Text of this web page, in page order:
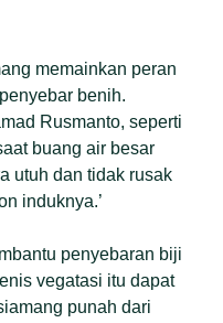
memainkan peran
benih.
Rusmanto, seperti
buang air besar
utuh dan tidak rusak
induknya.’
penyebaran biji
vegatasi itu dapat
punah dari